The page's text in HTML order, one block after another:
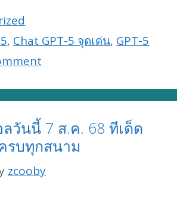
, Chat GPT-5 จุดเด่น, GPT-5
วันนี้ 7 ส.ค. 68 ทีเด็ด
รบทุกสนาม
zcooby